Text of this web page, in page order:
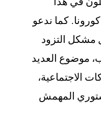
كما ندعو
مشكل التزود
موضوع العديد
الاجتماعية،
المهمش